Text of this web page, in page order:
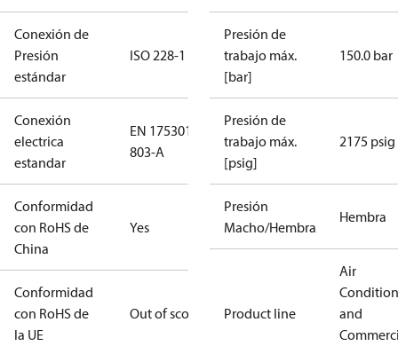
Conexión de
Presión
estándar
ISO 228-1
Conexión
electrica
estandar
EN 175301-
803-A
Conformidad
con RoHS de
China
Yes
Conformidad
con RoHS de
la UE
Out of scope
Presión de
trabajo máx.
[bar]
150.0 bar
Presión de
trabajo máx.
[psig]
2175 psig
Presión
Macho/Hembra
Hembra
Product line
Air
and